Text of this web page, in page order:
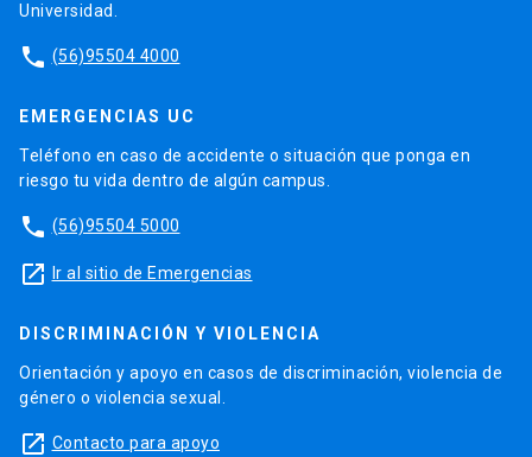
Universidad.
phone (56)95504 4000
EMERGENCIAS UC
Teléfono en caso de accidente o situación que ponga en
riesgo tu vida dentro de algún campus.
phone (56)95504 5000
launch Ir al sitio de Emergencias
DISCRIMINACIÓN Y VIOLENCIA
Orientación y apoyo en casos de discriminación, violencia de
género o violencia sexual.
launch Contacto para apoyo